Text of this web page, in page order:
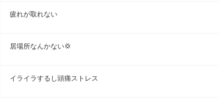
疲れが取れない
居場所なんかない💢
イライラするし頭痛ストレス